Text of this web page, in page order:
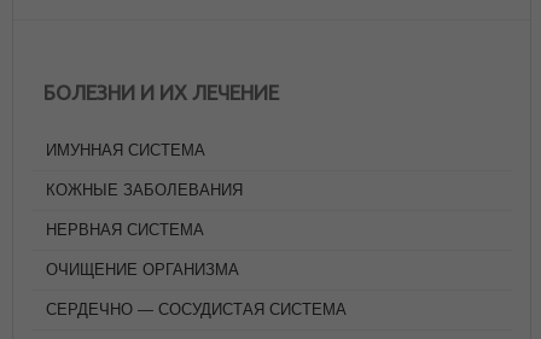
БОЛЕЗНИ И ИХ ЛЕЧЕНИЕ
ИМУННАЯ СИСТЕМА
КОЖНЫЕ ЗАБОЛЕВАНИЯ
НЕРВНАЯ СИСТЕМА
ОЧИЩЕНИЕ ОРГАНИЗМА
СЕРДЕЧНО — СОСУДИСТАЯ СИСТЕМА